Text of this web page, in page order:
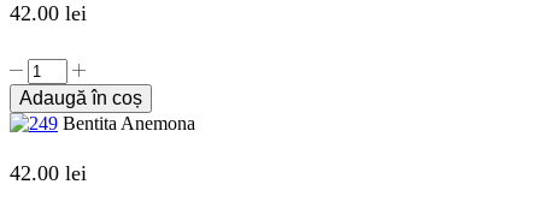
42.00 lei
Cantitate
Bentita
Anemona
Adaugă în coș
Bentita Anemona
42.00 lei